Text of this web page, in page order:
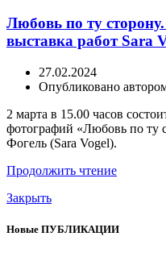
Любовь по ту
выставка работ Sara
27.02.2024
Опубликовано
2 марта в 15.00 часов
фотографий «Любовь по ту
Фогель (Sara Vogel).
Продолжить чтение
Закрыть
Новые ПУБЛИКАЦИИ